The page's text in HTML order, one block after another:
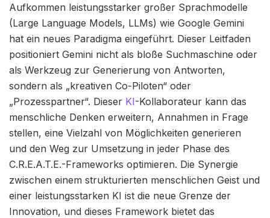
Aufkommen leistungsstarker großer Sprachmodelle
(Large Language Models, LLMs) wie Google Gemini
hat ein neues Paradigma eingeführt. Dieser Leitfaden
positioniert Gemini nicht als bloße Suchmaschine oder
als Werkzeug zur Generierung von Antworten,
sondern als „kreativen Co-Piloten“ oder
„Prozesspartner“. Dieser KI-Kollaborateur kann das
menschliche Denken erweitern, Annahmen in Frage
stellen, eine Vielzahl von Möglichkeiten generieren
und den Weg zur Umsetzung in jeder Phase des
C.R.E.A.T.E.-Frameworks optimieren. Die Synergie
zwischen einem strukturierten menschlichen Geist und
einer leistungsstarken KI ist die neue Grenze der
Innovation, und dieses Framework bietet das